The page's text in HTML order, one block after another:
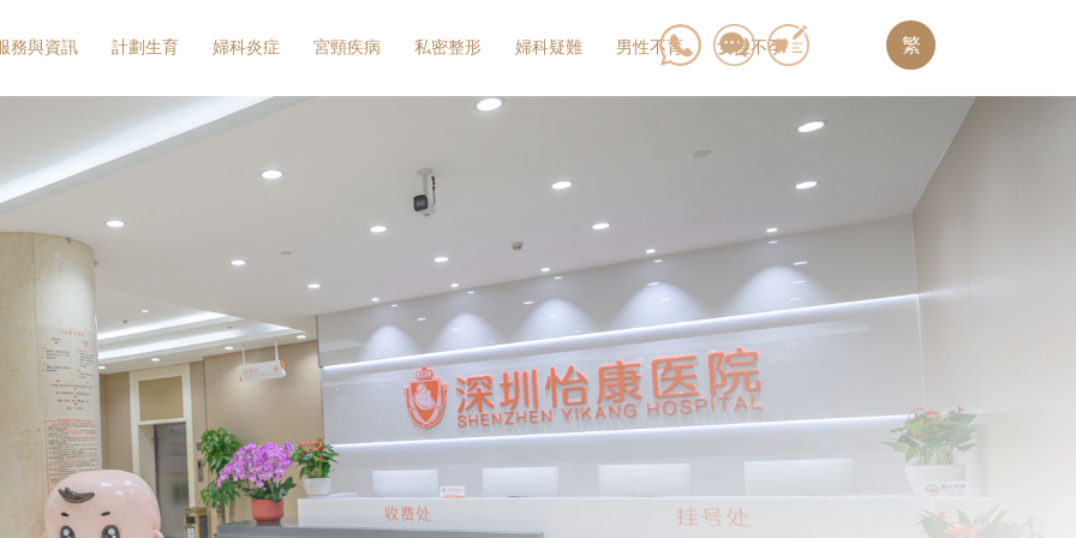
務與資訊 計劃生育 婦科炎症 宮頸疾病 私密整形 婦科疑難 男性不育 女性不孕 繁